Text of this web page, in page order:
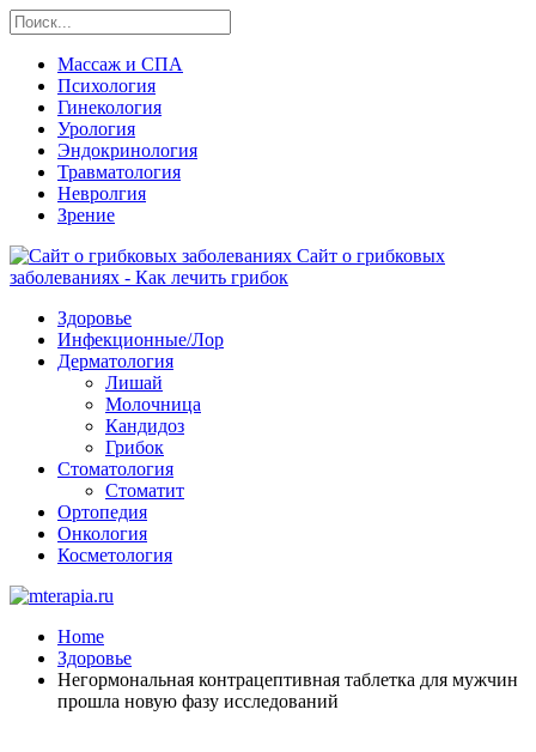
Массаж и СПА
Психология
Гинекология
Урология
Эндокринология
Травматология
Невролгия
Зрение
Сайт о грибковых
заболеваниях - Как лечить грибок
Здоровье
Инфекционные/Лор
Дерматология
Лишай
Молочница
Кандидоз
Грибок
Стоматология
Стоматит
Ортопедия
Онкология
Косметология
Home
Здоровье
Негормональная контрацептивная таблетка для мужчин
прошла новую фазу исследований